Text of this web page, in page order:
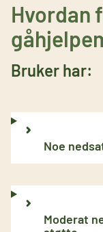
Hvordan
Bruker har:
Noe
Moderat